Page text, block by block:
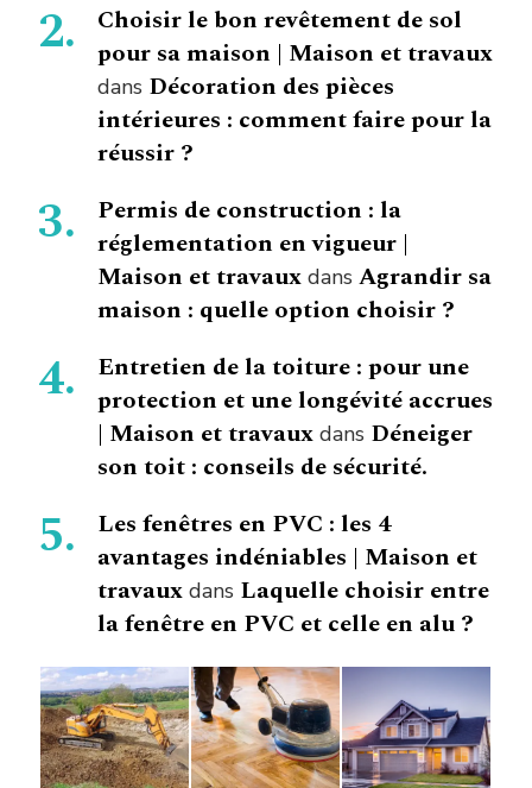
Choisir le bon revêtement de sol
pour sa maison | Maison et travaux
dans Décoration des pièces
intérieures : comment faire pour la
réussir ?
Permis de construction : la
réglementation en vigueur |
Maison et travaux dans Agrandir sa
maison : quelle option choisir ?
Entretien de la toiture : pour une
protection et une longévité accrues
| Maison et travaux dans Déneiger
son toit : conseils de sécurité.
Les fenêtres en PVC : les 4
avantages indéniables | Maison et
travaux dans Laquelle choisir entre
la fenêtre en PVC et celle en alu ?